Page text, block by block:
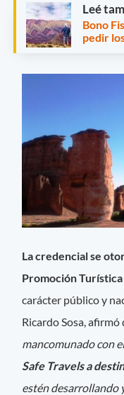
Leé
Bono
pedir
La credencial se
Promoción Turística
carácter público y
Ricardo Sosa, afirmó
mancomunado con
Safe Travels a
estén desarrollando